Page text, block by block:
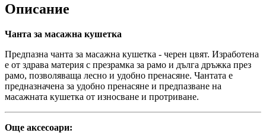
Описание
Чанта за масажна кушетка
Предпазна чанта за масажна кушетка - черен цвят. Изработена
е от здрава материя с презрамка за рамо и дълга дръжка през
рамо, позволяваща лесно и удобно пренасяне. Чантата е
предназначена за удобно пренасяне и предпазване на
масажната кушетка от износване и протриване.
Още аксесоари: